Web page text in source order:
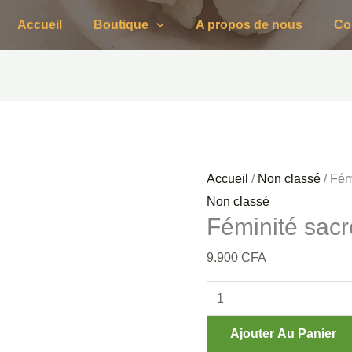
Accueil Boutique A propos de nous
Accueil / Non classé /
Non classé
Féminité
9.900CFA
quantité
de
Ajouter Au Panier